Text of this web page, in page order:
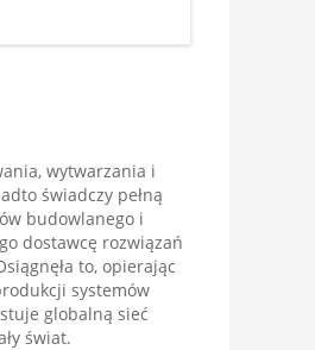
wytwarzania i
świadczy pełną
budowlanego i
dostawcę rozwiązań
to, opierając
systemów
globalną sieć
świat.